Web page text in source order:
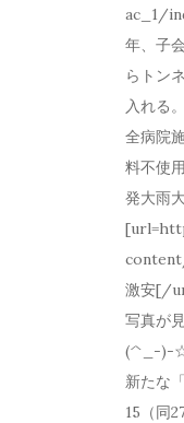
ac_1/
年、子
らトン
入れる
全病院
料不使
発大雨
激安[/
写真が
(^_-)-☆
新たな
15（同